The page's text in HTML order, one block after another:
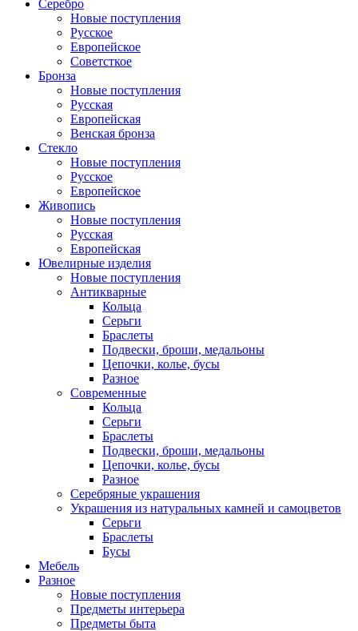
Серебро
Новые поступления
Русское
Европейское
Советсткое
Бронза
Новые поступления
Русская
Европейская
Венская бронза
Стекло
Новые поступления
Русское
Европейское
Живопись
Новые поступления
Русская
Европейская
Ювелирные изделия
Новые поступления
Антикварные
Кольца
Серьги
Браслеты
Подвески, броши, медальоны
Цепочки, колье, бусы
Разное
Современные
Кольца
Серьги
Браслеты
Подвески, броши, медальоны
Цепочки, колье, бусы
Разное
Серебряные украшения
Украшения из натуральных камней и самоцветов
Серьги
Браслеты
Бусы
Мебель
Разное
Новые поступления
Предметы интерьера
Предметы быта